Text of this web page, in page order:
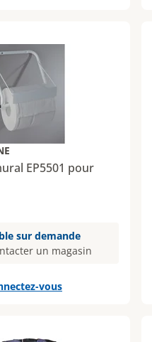
EP5501 pour
sur demande
un magasin
vous